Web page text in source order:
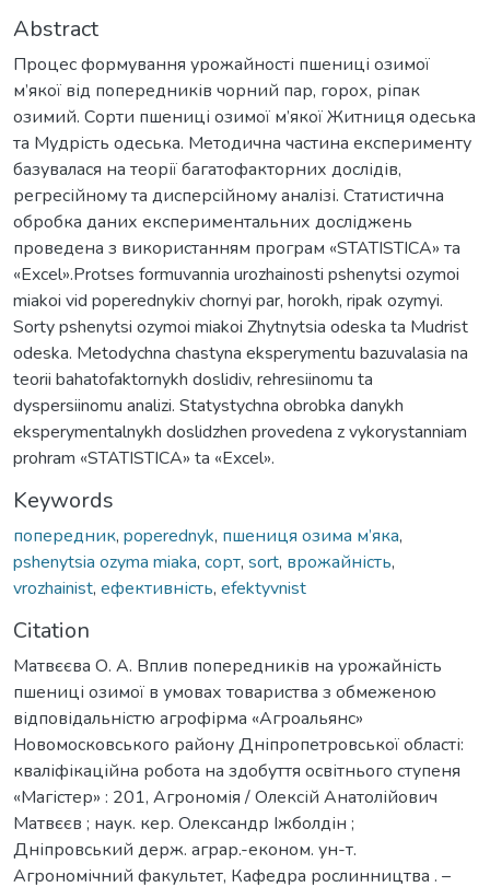
Abstract
Процес формування урожайності пшениці озимої
м’якої від попередників чорний пар, горох, ріпак
озимий. Сорти пшениці озимої м’якої Житниця одеська
та Мудрість одеська. Методична частина експерименту
базувалася на теорії багатофакторних дослідів,
регресійному та дисперсійному аналізі. Статистична
обробка даних експериментальних досліджень
проведена з використанням програм «STATISTICA» та
«Excel».Protses formuvannia urozhainosti pshenytsi ozymoi
miakoi vid poperednykiv chornyi par, horokh, ripak ozymyi.
Sorty pshenytsi ozymoi miakoi Zhytnytsia odeska ta Mudrist
odeska. Metodychna chastyna eksperymentu bazuvalasia na
teorii bahatofaktornykh doslidiv, rehresiinomu ta
dyspersiinomu analizi. Statystychna obrobka danykh
eksperymentalnykh doslidzhen provedena z vykorystanniam
prohram «STATISTICA» ta «Excel».
Keywords
попередник, poperednyk, пшениця озима м’яка,
pshenytsia ozyma miaka, сорт, sort, врожайність,
vrozhainist, ефективність, efektyvnist
Citation
Матвєєва О. А. Вплив попередників на урожайність
пшениці озимої в умовах товариства з обмеженою
відповідальністю агрофірма «Агроальянс»
Новомосковського району Дніпропетровської області:
кваліфікаційна робота на здобуття освітнього ступеня
«Магістер» : 201, Агрономія / Олексій Анатолійович
Матвєєв ; наук. кер. Олександр Іжболдін ;
Дніпровський держ. аграр.-економ. ун-т.
Агрономічний факультет, Кафедра рослинництва . –